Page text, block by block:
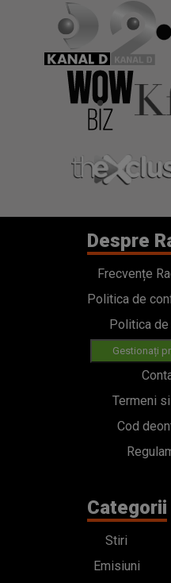
Despre
Frecvențe
Politica de
Politica
Gestionați
Termeni
Cod
Categorii
Stiri
Emisiuni